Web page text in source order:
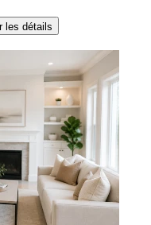
les détails